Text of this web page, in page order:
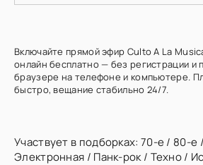
Включайте прямой эфир Culto A La
онлайн бесплатно — без регистрации и
браузере на телефоне и компьютере.
быстро, вещание стабильно 24/7.
Участвует в подборках: 70-е/ 80-е /
Электронная / Панк-рок/ Техно/